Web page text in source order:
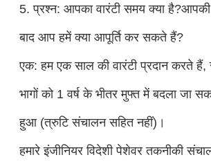
5. प्रश्न: आपका वारंटी समय क्या
बाद आप हमें क्या आपूर्ति कर सकते हैं?
एक: हम एक साल की वारंटी प्रदान करते हैं,
भागों को 1 वर्ष के भीतर मुफ्त में बदला जा
हुआ (त्रुटि संचालन सहित नहीं)।
हमारे इंजीनियर विदेशी पेशेवर तकनीकी